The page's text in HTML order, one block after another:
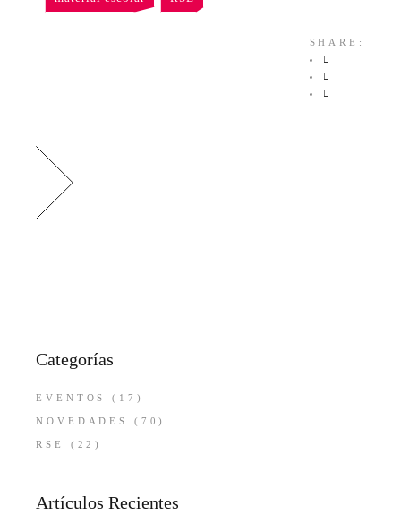
SHARE:
Categorías
EVENTOS (17)
NOVEDADES (70)
RSE (22)
Artículos Recientes